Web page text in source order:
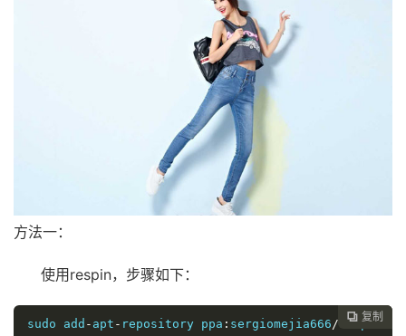
方法一：
使用respin，步骤如下：
 复制
sudo add - apt - repository ppa : sergiomejia666/ respin